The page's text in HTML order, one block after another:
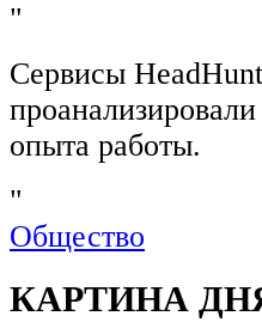
"
Сервисы
опыта работы.
"
Общество
КАРТИНА